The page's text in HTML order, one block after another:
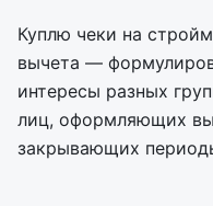
Куплю чеки на
вычета —
интересы разных
лиц, оформляющих
закрывающих